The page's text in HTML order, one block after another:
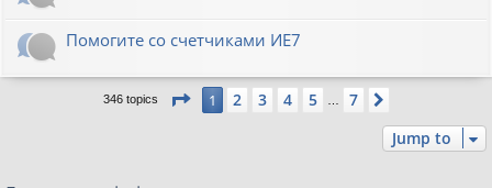
Помогите со счетчиками ИЕ7
346 topics Page 1of7
1 2 3 4 5 7
Jump to